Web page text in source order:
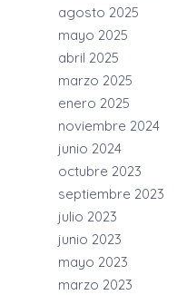
agosto 2025
mayo 2025
abril 2025
marzo 2025
enero 2025
noviembre 2024
junio 2024
octubre 2023
septiembre 2023
julio 2023
junio 2023
mayo 2023
marzo 2023